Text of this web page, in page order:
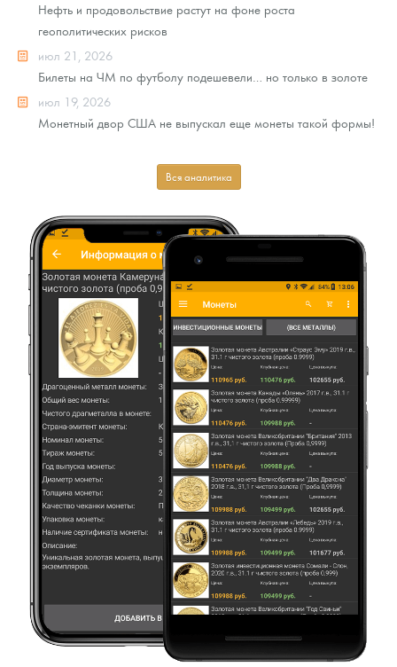
Нефть и продовольствие растут на фоне роста
геополитических рисков
июл 21, 2026
Билеты на ЧМ по футболу подешевели… но только в золоте
июл 19, 2026
Монетный двор США не выпускал еще монеты такой формы!
Вся аналитика